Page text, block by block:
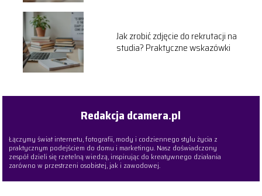
Jak zrobić zdjęcie do rekrutacji na
studia? Praktyczne wskazówki
Redakcja dcamera.pl
Łączymy świat internetu, fotografii, mody i codziennego stylu życia z
praktycznym podejściem do domu i marketingu. Nasz doświadczony
zespół dzieli się rzetelną wiedzą, inspirując do kreatywnego działania
zarówno w przestrzeni osobistej, jak i zawodowej.